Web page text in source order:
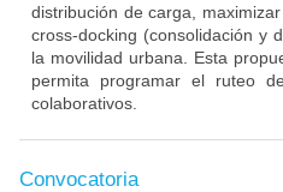
distribución de carga,
cross-docking (consolidación y
la movilidad urbana. Esta
permita programar el ruteo
colaborativos.
Convocatoria